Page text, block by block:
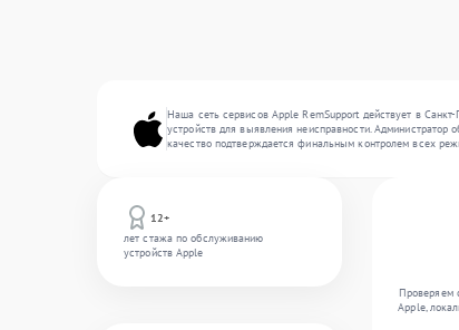
Наша сеть сервисов Apple RemSupport действует в
устройств для выявления неисправности.
качество подтверждается финальным контролем всех
12+
лет стажа по обслуживанию
устройств Apple
Проверяем
Apple,